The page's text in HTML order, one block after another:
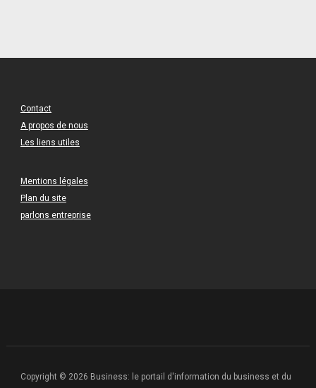
Contact
A propos de nous
Les liens utiles
Mentions légales
Plan du site
parlons entreprise
Copyright © 2026 Business: le portail d'information du business et du